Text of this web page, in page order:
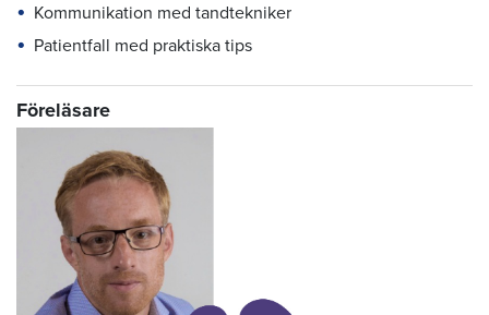
Kommunikation med tandtekniker
Patientfall med praktiska tips
Föreläsare